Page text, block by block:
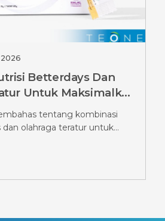
Betterdays Dan
Untuk Maksimalkan
Wajib Tahu
tentang kombinasi
olahraga teratur untuk